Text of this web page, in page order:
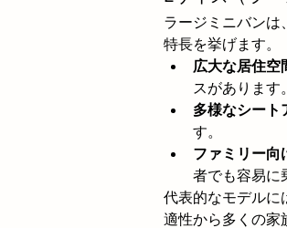
ラージミニバンは
特長を挙げます。
広大な居住空
スがあります。
多様なシート
す。
ファミリー向
者でも容易に
代表的なモデルに
適性から多くの家